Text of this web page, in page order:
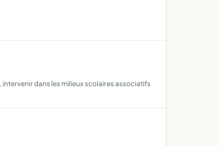
dans les milieux scolaires associatifs